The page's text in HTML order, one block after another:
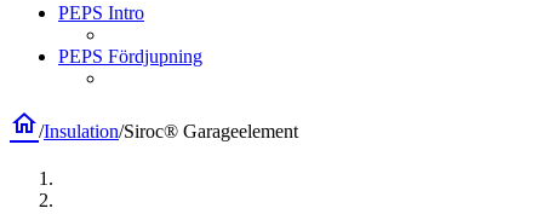
PEPS Intro
PEPS Fördjupning
home/Insulation/Siroc® Garageelement